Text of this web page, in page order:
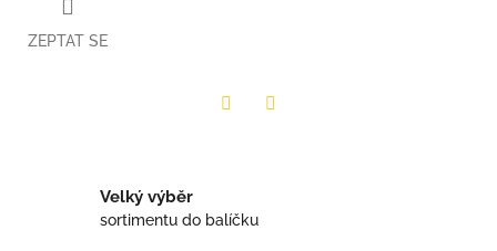
ZEPTAT SE
Velký výběr
sortimentu do balíčku